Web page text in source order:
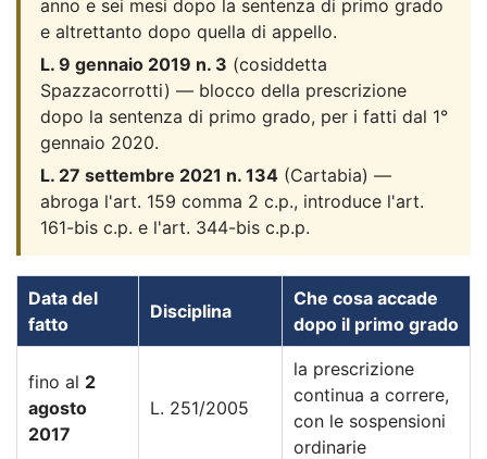
anno e sei mesi dopo la sentenza di primo grado
e altrettanto dopo quella di appello.
L. 9 gennaio 2019 n. 3 (cosiddetta
Spazzacorrotti) — blocco della prescrizione
dopo la sentenza di primo grado, per i fatti dal 1°
gennaio 2020.
L. 27 settembre 2021 n. 134 (Cartabia) —
abroga l'art. 159 comma 2 c.p., introduce l'art.
161-bis c.p. e l'art. 344-bis c.p.p.
Data del
fatto
Disciplina
Che cosa accade
dopo il primo grado
fino al 2
agosto
2017
L. 251/2005
la prescrizione
continua a correre,
con le sospensioni
ordinarie